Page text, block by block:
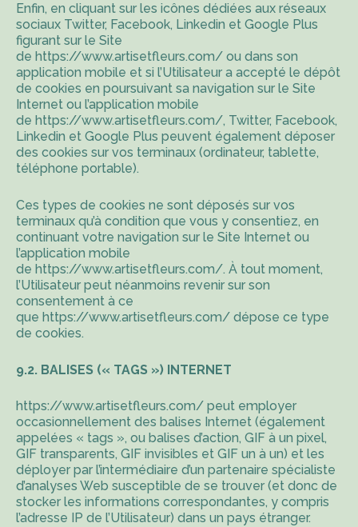
Enfin, en cliquant sur les icônes dédiées aux réseaux
sociaux Twitter, Facebook, Linkedin et Google Plus
figurant sur le Site
de https://www.artisetfleurs.com/ ou dans son
application mobile et si l’Utilisateur a accepté le dépôt
de cookies en poursuivant sa navigation sur le Site
Internet ou l’application mobile
de https://www.artisetfleurs.com/, Twitter, Facebook,
Linkedin et Google Plus peuvent également déposer
des cookies sur vos terminaux (ordinateur, tablette,
téléphone portable).
Ces types de cookies ne sont déposés sur vos
terminaux qu’à condition que vous y consentiez, en
continuant votre navigation sur le Site Internet ou
l’application mobile
de https://www.artisetfleurs.com/. À tout moment,
l’Utilisateur peut néanmoins revenir sur son
consentement à ce
que https://www.artisetfleurs.com/ dépose ce type
de cookies.
9.2. BALISES (« TAGS ») INTERNET
https://www.artisetfleurs.com/ peut employer
occasionnellement des balises Internet (également
appelées « tags », ou balises d’action, GIF à un pixel,
GIF transparents, GIF invisibles et GIF un à un) et les
déployer par l’intermédiaire d’un partenaire spécialiste
d’analyses Web susceptible de se trouver (et donc de
stocker les informations correspondantes, y compris
l’adresse IP de l’Utilisateur) dans un pays étranger.